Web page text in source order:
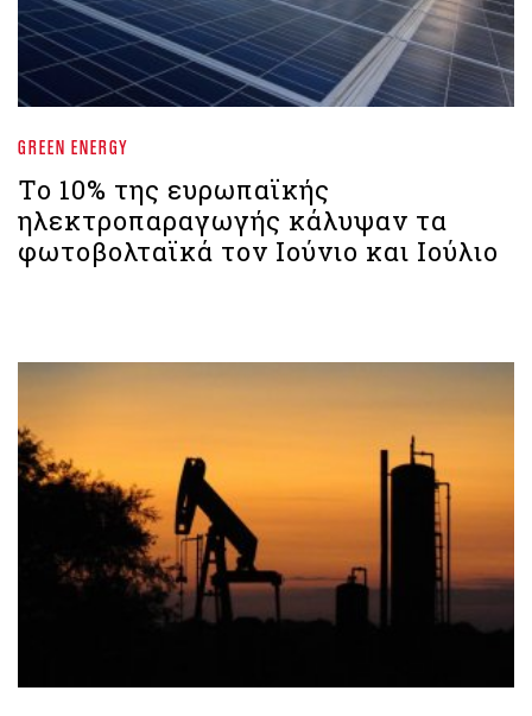
GREEN ENERGY
Το 10% της ευρωπαϊκής
ηλεκτροπαραγωγής κάλυψαν τα
φωτοβολταϊκά τον Ιούνιο και Ιούλιο